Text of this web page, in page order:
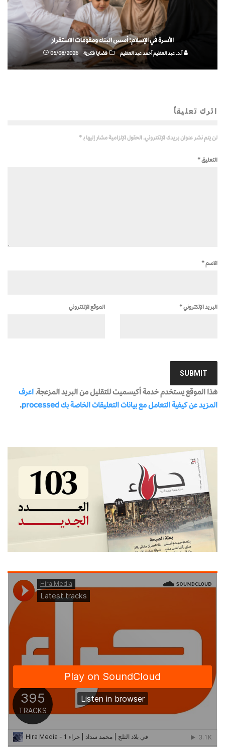
الأسرة في الإسلام: أسس البناء ومقومات الاستقرار
أ.د. عبد العظيم أحمد عبد العظيم قضايا فكرية 05/08/2026
اترك تعليقاً
لن يتم نشر عنوان بريدك الإلكتروني. الحقول الإلزامية مشار إليها بـ*
التعليق*
الاسم *
البريد الإلكتروني* الموقع الإلكتروني
هذا الموقع يستخدم خدمة أكيسميت للتقليل من البريد المزعجة. اعرف
المزيد عن كيفية التعامل مع بيانات التعليقات الخاصة بك processed
.